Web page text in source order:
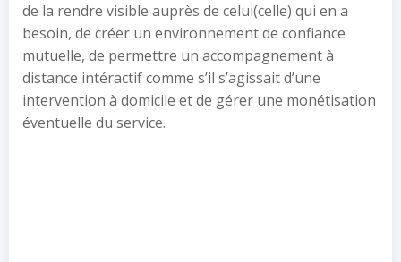
de la rendre visible auprès de celui(celle) qui en a
besoin, de créer un environnement de confiance
mutuelle, de permettre un accompagnement à
distance intéractif comme s’il s’agissait d’une
intervention à domicile et de gérer une monétisation
éventuelle du service.